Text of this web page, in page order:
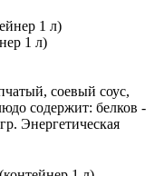
1 л)
соевый соус,
содержит: белков -
Энергетическая